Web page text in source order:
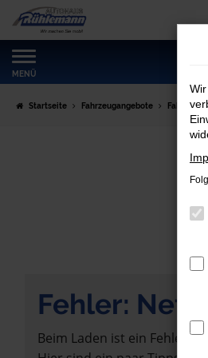
Zum
Hauptinhalt
springen
MENÜ
Startseite Fahrzeugangebote
Fehler:
Beim Laden ist ein Fehler